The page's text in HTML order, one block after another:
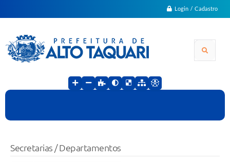
Login / Cadastro
Secretarias / Departamentos